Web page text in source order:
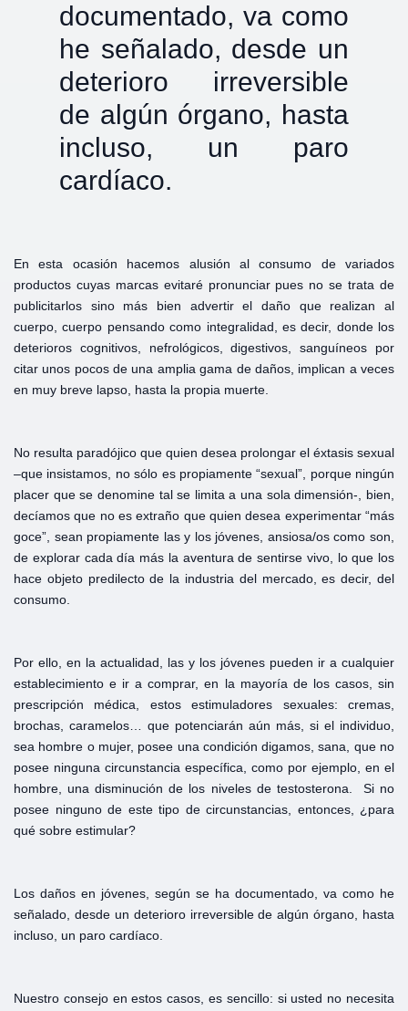
documentado, va como
he señalado, desde un
deterioro irreversible
de algún órgano, hasta
incluso, un paro
cardíaco.
En esta ocasión hacemos alusión al consumo de variados
productos cuyas marcas evitaré pronunciar pues no se trata de
publicitarlos sino más bien advertir el daño que realizan al
cuerpo, cuerpo pensando como integralidad, es decir, donde los
deterioros cognitivos, nefrológicos, digestivos, sanguíneos por
citar unos pocos de una amplia gama de daños, implican a veces
en muy breve lapso, hasta la propia muerte.
No resulta paradójico que quien desea prolongar el éxtasis sexual
–que insistamos, no sólo es propiamente “sexual”, porque ningún
placer que se denomine tal se limita a una sola dimensión-, bien,
decíamos que no es extraño que quien desea experimentar “más
goce”, sean propiamente las y los jóvenes, ansiosa/os como son,
de explorar cada día más la aventura de sentirse vivo, lo que los
hace objeto predilecto de la industria del mercado, es decir, del
consumo.
Por ello, en la actualidad, las y los jóvenes pueden ir a cualquier
establecimiento e ir a comprar, en la mayoría de los casos, sin
prescripción médica, estos estimuladores sexuales: cremas,
brochas, caramelos… que potenciarán aún más, si el individuo,
sea hombre o mujer, posee una condición digamos, sana, que no
posee ninguna circunstancia específica, como por ejemplo, en el
hombre, una disminución de los niveles de testosterona. Si no
posee ninguno de este tipo de circunstancias, entonces, ¿para
qué sobre estimular?
Los daños en jóvenes, según se ha documentado, va como he
señalado, desde un deterioro irreversible de algún órgano, hasta
incluso, un paro cardíaco.
Nuestro consejo en estos casos, es sencillo: si usted no necesita